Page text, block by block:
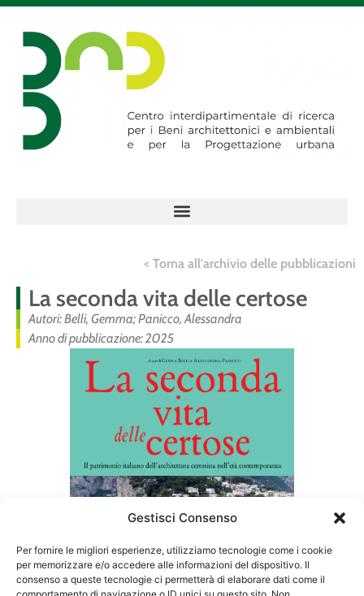
Gestisci Consenso
Per fornire le migliori esperienze, utilizziamo tecnologie come i cookie
per memorizzare e/o accedere alle informazioni del dispositivo. Il
consenso a queste tecnologie ci permetterà di elaborare dati come il
comportamento di navigazione o ID unici su questo sito. Non
< Torna all'archivio delle pubblicazioni
La seconda vita delle certose
Autori: Belli, Gemma; Panicco, Alessandra
Anno di pubblicazione: 2025